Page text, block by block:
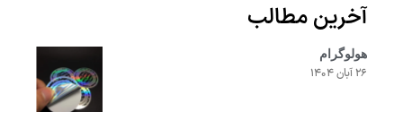
آخرین مطالب
هولوگرام
۲۶ آبان ۱۴۰۴